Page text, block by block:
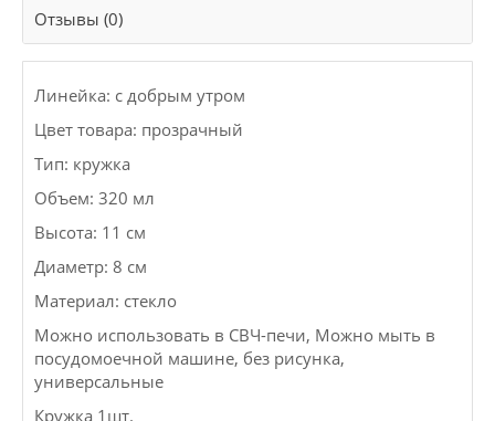
Отзывы (0)
Линейка: с добрым утром
Цвет товара: прозрачный
Тип: кружка
Объем: 320 мл
Высота: 11 см
Диаметр: 8 см
Материал: стекло
Можно использовать в СВЧ-печи, Можно мыть в
посудомоечной машине, без рисунка,
универсальные
Кружка 1шт.